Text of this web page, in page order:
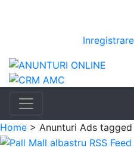
Inregistrare
Home > Anunturi Ads